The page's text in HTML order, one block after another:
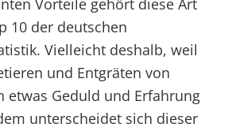
Vorteile gehört diese Art
10 der deutschen
Vielleicht deshalb, weil
und Entgräten von
etwas Geduld und Erfahrung
unterscheidet sich dieser